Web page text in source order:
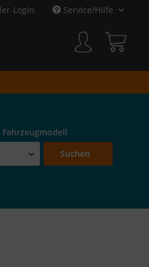
Login Service/Hilfe
Suchen